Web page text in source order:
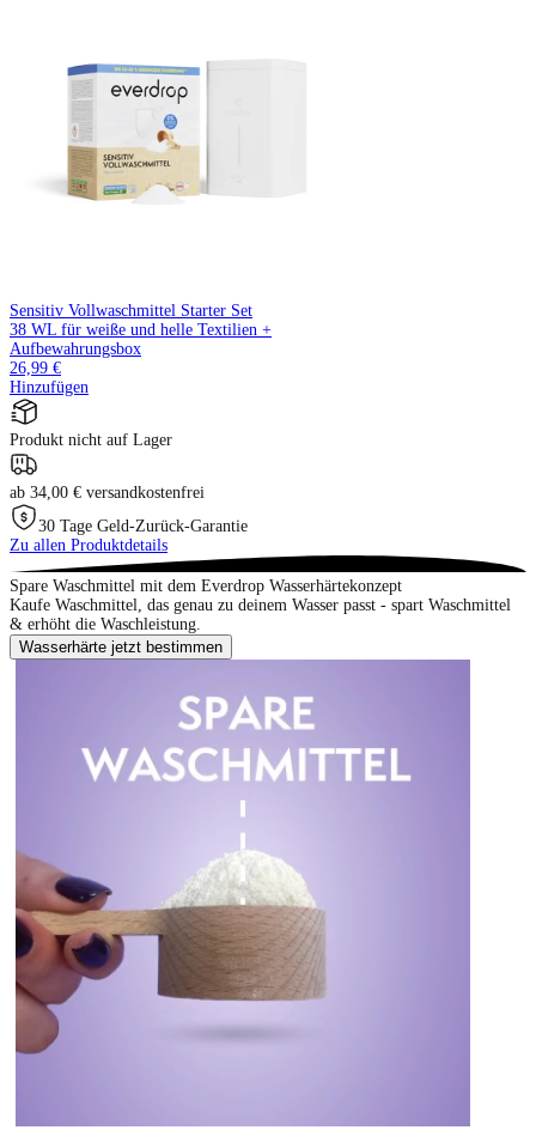
Sensitiv Vollwaschmittel Starter Set
38 WL für weiße und helle Textilien +
Aufbewahrungsbox
26,99 €
Hinzufügen
Produkt nicht auf Lager
ab 34,00 € versandkostenfrei
30 Tage Geld-Zurück-Garantie
Zu allen Produktdetails
Spare Waschmittel mit dem Everdrop Wasserhärtekonzept
Kaufe Waschmittel, das genau zu deinem Wasser passt - spart Waschmittel
& erhöht die Waschleistung.
Wasserhärte jetzt bestimmen